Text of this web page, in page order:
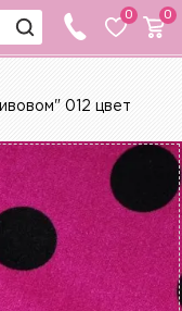
0 0
012 цвет